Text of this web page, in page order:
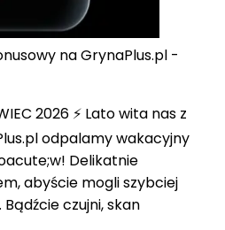
na GrynaPlus.pl -
2026 ⚡ Lato wita nas z
odpalamy wakacyjny
Delikatnie
abyście mogli szybciej
czujni, skan